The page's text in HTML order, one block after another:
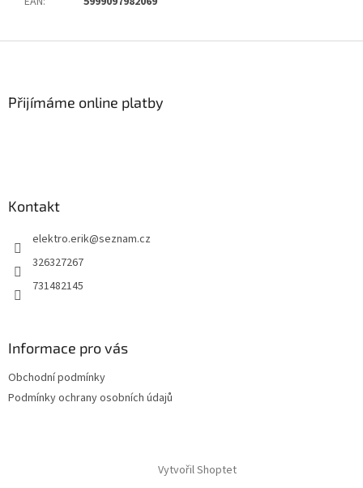
Přijímáme online platby
Kontakt
elektro.erik@seznam.cz
326327267
731482145
Informace pro vás
Obchodní podmínky
Podmínky ochrany osobních údajů
Vytvořil Shoptet